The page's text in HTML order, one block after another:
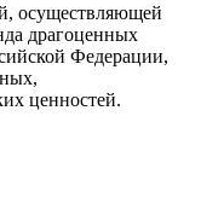
осуществляющей
драгоценных
Федерации,
ценностей.